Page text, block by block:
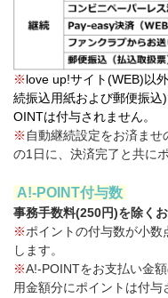
※love up!サイト(WEB)以
続振込用紙および郵便振
OINTは付与されません。
※ 自動継続設定をお済ま
の1日に、決済完了と共に
A!-POINT付与数
事務手数料(250円)を除く
※ポイントの付与数が小数
します。
※A!-POINTをお支払い金
用金額分にポイントは付与